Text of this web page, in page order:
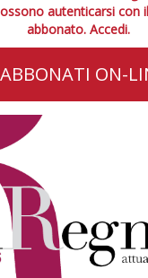
autenticarsi con
abbonato. Accedi.
ABBONATI ON-